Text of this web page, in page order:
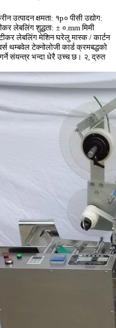
उत्पादन क्षमता: १p० पीसी उद्योग:
लेबलिंग शुद्धता: ± ०.mm मिमी
लेबलिंग मेशिन घरेलु मास्क / कार्टन
थम्बवेल टेक्नोलोजी कार्ड क्रमबद्धको
गर्ने संयन्त्र भन्दा धेरै उच्च छ। २, द्रुत